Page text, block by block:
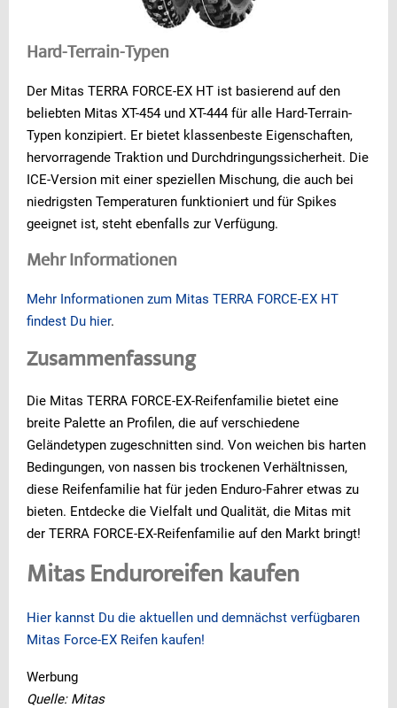
Hard-Terrain-Typen
Der Mitas TERRA FORCE-EX HT ist basierend auf den
beliebten Mitas XT-454 und XT-444 für alle Hard-Terrain-
Typen konzipiert. Er bietet klassenbeste Eigenschaften,
hervorragende Traktion und Durchdringungssicherheit. Die
ICE-Version mit einer speziellen Mischung, die auch bei
niedrigsten Temperaturen funktioniert und für Spikes
geeignet ist, steht ebenfalls zur Verfügung.
Mehr Informationen
Mehr Informationen zum Mitas TERRA FORCE-EX HT
findest Du hier.
Zusammenfassung
Die Mitas TERRA FORCE-EX-Reifenfamilie bietet eine
breite Palette an Profilen, die auf verschiedene
Geländetypen zugeschnitten sind. Von weichen bis harten
Bedingungen, von nassen bis trockenen Verhältnissen,
diese Reifenfamilie hat für jeden Enduro-Fahrer etwas zu
bieten. Entdecke die Vielfalt und Qualität, die Mitas mit
der TERRA FORCE-EX-Reifenfamilie auf den Markt bringt!
Mitas Enduroreifen kaufen
Hier kannst Du die aktuellen und demnächst verfügbaren
Mitas Force-EX Reifen kaufen!
Werbung
Quelle: Mitas